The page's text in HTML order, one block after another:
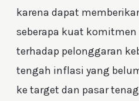
karena dapat
seberapa kuat komitmen
terhadap pelonggaran
tengah inflasi yang
ke target dan pasar